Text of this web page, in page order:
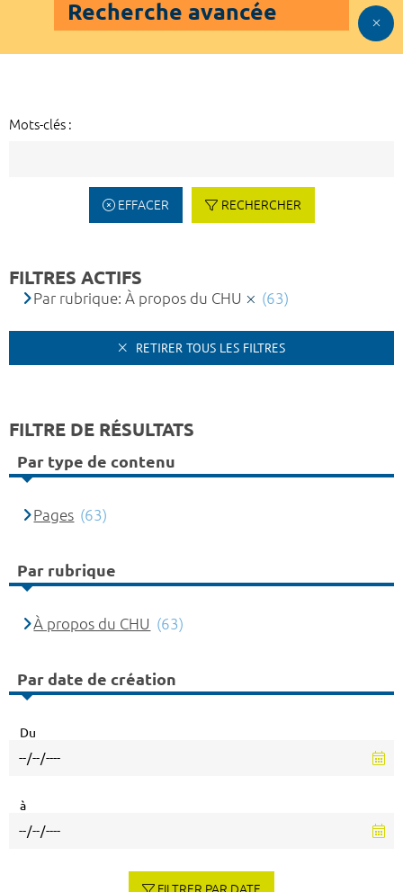
Recherche avancée
Mots-clés :
EFFACER RECHERCHER
FILTRES ACTIFS
Par rubrique: À propos du CHU (63)
RETIRER TOUS LES FILTRES
FILTRE DE RÉSULTATS
Par type de contenu
Pages (63)
Par rubrique
À propos du CHU (63)
Par date de création
Du
à